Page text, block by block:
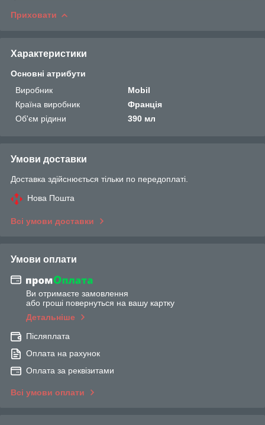
Приховати
Характеристики
Основні атрибути
Виробник
Mobil
Країна виробник
Франція
Об'єм рідини
390 мл
Умови доставки
Доставка здійснюється тільки по передоплаті.
Нова Пошта
Всі умови доставки
Умови оплати
Ви отримаєте замовлення
або гроші повернуться на вашу картку
Детальніше
Післяплата
Оплата на рахунок
Оплата за реквізитами
Всі умови оплати